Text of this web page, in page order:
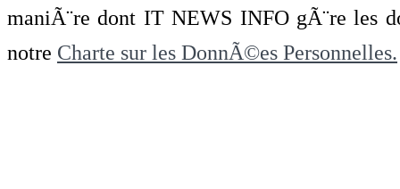
maniÃ¨re dont IT NEWS INFO gÃ¨re les
notre Charte sur les DonnÃ©es Personnelles.